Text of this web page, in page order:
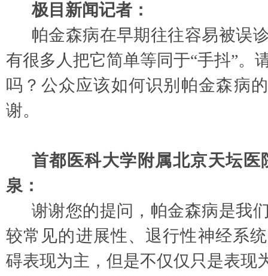
极目新闻记者：
帕金森病在早期往往容易被误
有很多人把它简单等同于“手抖”。
吗？公众应该如何识别帕金森病
谢。
首都医科大学附属北京天坛医
泉：
谢谢您的提问，帕金森病是我
较常见的进展性、退行性神经系
碍表现为主，但是不仅仅只是表现